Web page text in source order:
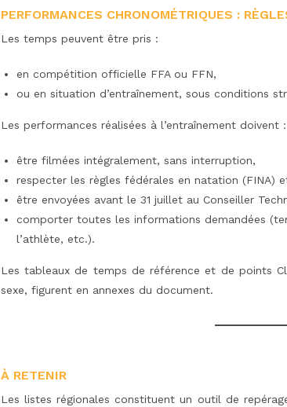
PERFORMANCES CHRONOMÉTRIQUES :
Les temps peuvent être pris :
en compétition officielle FFA ou FFN,
ou en situation d’entraînement, sous conditions
Les performances réalisées à l’entraînement doivent :
être filmées intégralement, sans interruption,
respecter les règles fédérales en natation (FINA)
être envoyées avant le 31 juillet au Conseiller
comporter toutes les informations demandées
l’athlète, etc.).
Les tableaux de temps de référence et de points
sexe, figurent en annexes du document.
À RETENIR
Les listes régionales constituent un outil de